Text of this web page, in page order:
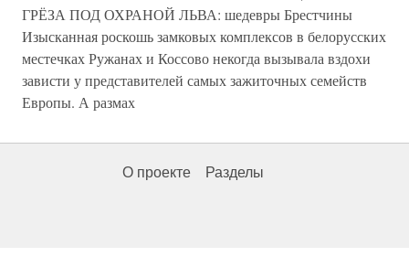
ГРЁЗА ПОД ОХРАНОЙ ЛЬВА: шедевры Брестчины
Изысканная роскошь замковых комплексов в белорусских
местечках Ружанах и Коссово некогда вызывала вздохи
зависти у представителей самых зажиточных семейств
Европы. А размах
О проекте Разделы